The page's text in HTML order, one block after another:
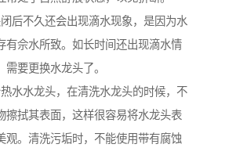
后不久还会出现滴水现象，是因为水
有佘水所致。如长时间还出现滴水情
要更换水龙头了。
水水龙头，在清洗水龙头的时候，不
擦拭其表面，这样很容易将水龙头表
观。清洗污垢时，不能使用带有腐蚀